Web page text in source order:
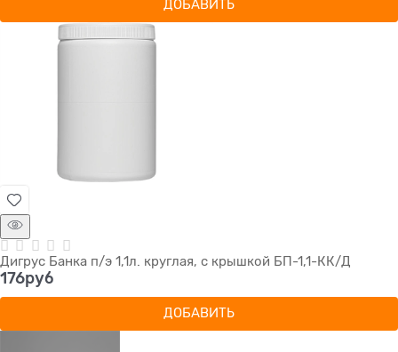
ДОБАВИТЬ
Дигрус Банка п/э 1,1л. круглая, с крышкой БП-1,1-КК/Д
176руб
ДОБАВИТЬ